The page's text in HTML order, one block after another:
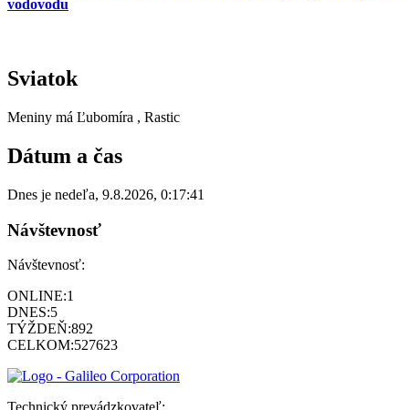
vodovodu
Sviatok
Meniny má Ľubomíra , Rastic
Dátum a čas
Dnes je nedeľa, 9.8.2026, 0:17:41
Návštevnosť
Návštevnosť:
ONLINE:1
DNES:5
TÝŽDEŇ:892
CELKOM:527623